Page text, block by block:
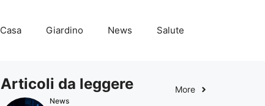
Casa Giardino News Salute
Articoli da leggere More
News